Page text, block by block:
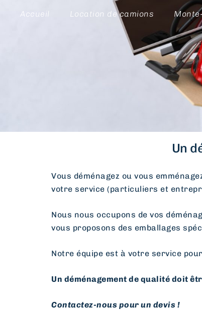
Accueil Location de camions
Un
Vous déménagez ou vous
votre service (particuliers et
Nous nous occupons de vos
vous proposons des emballages
Notre équipe est à votre service
Un déménagement de qualité doit
Contactez-nous pour un devis !